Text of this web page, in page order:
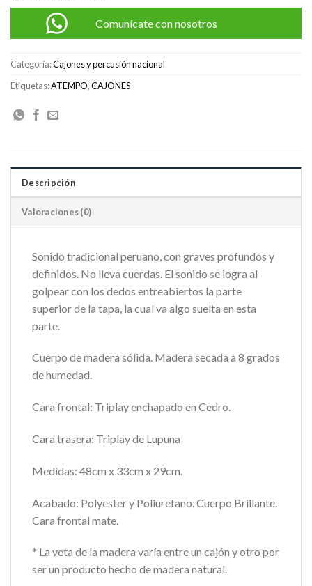
Comunícate con nosotros
Categoría:Cajones y percusión nacional
Etiquetas:ATEMPO,CAJONES
Descripción
Valoraciones (0)
Sonido tradicional peruano, con graves profundos y
definidos. No lleva cuerdas. El sonido se logra al
golpear con los dedos entreabiertos la parte
superior de la tapa, la cual va algo suelta en esta
parte.
Cuerpo de madera sólida. Madera secada a 8 grados
de humedad.
Cara frontal: Triplay enchapado en Cedro.
Cara trasera: Triplay de Lupuna
Medidas: 48cm x 33cm x 29cm.
Acabado: Polyester y Poliuretano. Cuerpo Brillante.
Cara frontal mate.
* La veta de la madera varía entre un cajón y otro por
ser un producto hecho de madera natural.